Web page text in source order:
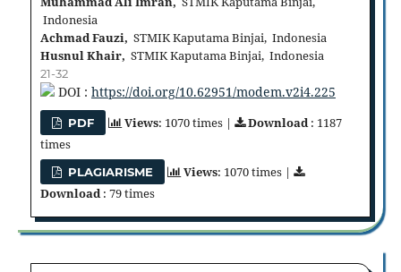
Indonesia
Achmad Fauzi, STMIK Kaputama Binjai, Indonesia
Husnul Khair, STMIK Kaputama Binjai, Indonesia
21-32
DOI : https://doi.org/10.62951/modem.v2i4.225
PDF Views: 1070 times | Download: 1187
times
PLAGIARISME Views: 1070 times |
Download: 79 times